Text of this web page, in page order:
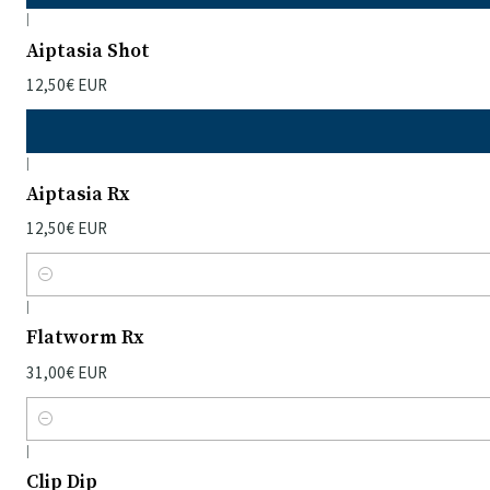
|
Aiptasia Shot
12,50€ EUR
|
Aiptasia Rx
12,50€ EUR
Quantidade
|
Flatworm Rx
31,00€ EUR
Quantidade
|
Clip Dip